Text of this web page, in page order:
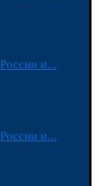
и...
и...